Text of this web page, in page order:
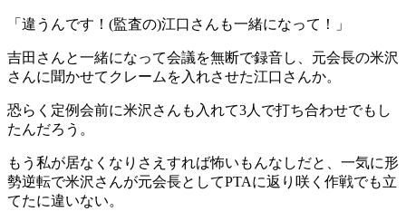
「違うんです！(監査の)江口さんも一緒になって！」
吉田さんと一緒になって会議を無断で録音し、元会長の米沢
さんに聞かせてクレームを入れさせた江口さんか。
恐らく定例会前に米沢さんも入れて3人で打ち合わせでもし
たんだろう。
もう私が居なくなりさえすれば怖いもんなしだと、一気に形
勢逆転で米沢さんが元会長としてPTAに返り咲く作戦でも立
てたに違いない。